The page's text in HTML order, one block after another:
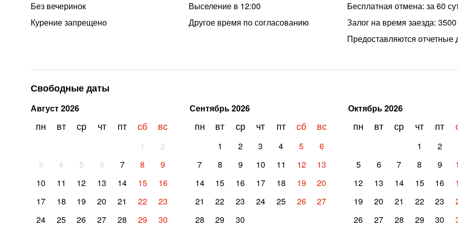
Без вечеринок
Курение запрещено
Выселение в 12:00
Другое время по согласованию
Бесплатная отмена: за 60
Залог на время заезда:
Предоставляются отчетные
Свободные даты
Август2026
пн вт ср чт пт сб вс
1
2
3
4 5 6 7 8
9
10
11 12 13 14 15
16
17
18 19 20 21 22
23
24
25 26 27 28 29 30
Сентябрь2026
пн вт ср чт пт сб вс
1 2 3 4 5
6
7
8 9 10 11 12
13
14
15 16 17 18 19
20
21
22 23 24 25 26
27
28
29 30
Октябрь2026
пн вт ср чт пт
1 2
5
6 7 8 9
12
13 14 15 16
19
20 21 22 23
26
27 28 29 30